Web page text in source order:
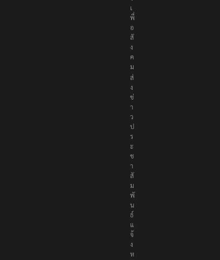
า
ง
เ
พื่
อ
สั
ง
ค
ม
ส่
ง
ข่
า
ว
ป
ร
ะ
ช
า
สั
ม
พั
น
ธ์
แ
จ้